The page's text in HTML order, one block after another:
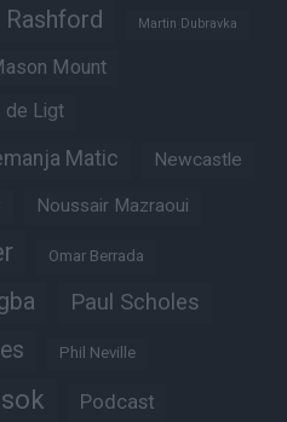
Martin Dubravka
Mount
de Ligt
Matic Newcastle
Noussair Mazraoui
Omar Berrada
Paul Scholes
Phil Neville
Podcast